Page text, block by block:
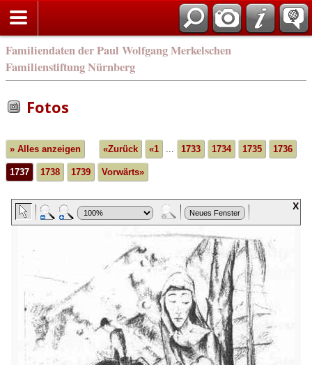
Familiendaten der Paul Wolfgang Merkelschen
Familienstiftung Nürnberg
Fotos
» Alles anzeigen «Zurück «1 ... 1733 1734 1735 1736
1737 1738 1739 Vorwärts»